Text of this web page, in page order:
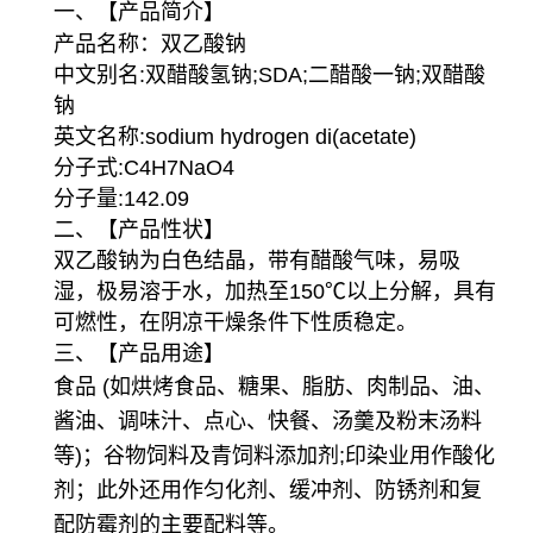
一、【产品简介】
产品名称：双乙酸钠
中文别名:双醋酸氢钠;SDA;二醋酸一钠;双醋酸
钠
英文名称:sodium hydrogen di(acetate)
分子式:C4H7NaO4
分子量:142.09
二、【产品性状】
双乙酸钠为白色结晶，带有醋酸气味，易吸
湿，极易溶于水，加热至150℃以上分解，具有
可燃性，在阴凉干燥条件下性质稳定。
三、【产品用途】
食品 (如烘烤食品、糖果、脂肪、肉制品、油、
酱油、调味汁、点心、快餐、汤羹及粉末汤料
等)；谷物饲料及青饲料添加剂;印染业用作酸化
剂；此外还用作匀化剂、缓冲剂、防锈剂和复
配防霉剂的主要配料等。